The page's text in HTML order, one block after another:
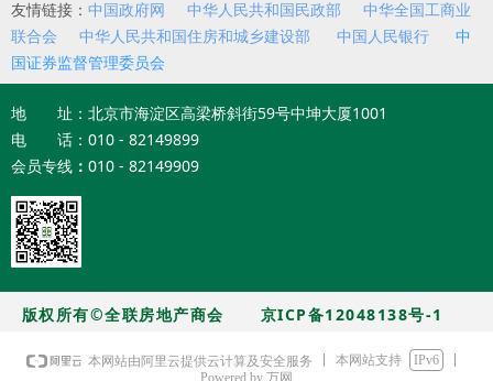
友情链接： 中国政府网 中华人民共和国民政部
中华全国工商业
联合会
中华人民共和国住房和城乡建设部 中国人民银行
中
国证券监督管理委员会
地 址：北京市海淀区高梁桥斜街59号中坤大厦1001
电 话：010 - 82149899
会员专线 ： 010 - 82149909
版权所有©全联房地产商会 京ICP备12048138号-1
本网站由阿里云提供云计算及安全服务 本网站支持
IPv6
Powered by 万网